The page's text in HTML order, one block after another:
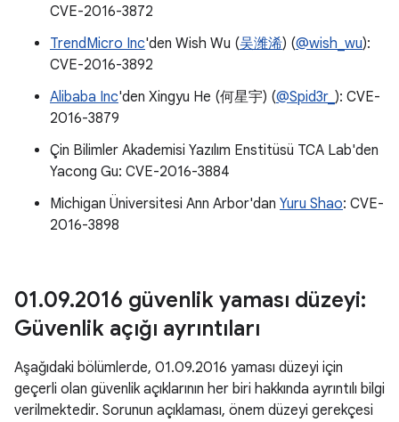
CVE-2016-3872
TrendMicro Inc'den Wish Wu (吴潍浠) (@wish_wu):
CVE-2016-3892
Alibaba Inc'den Xingyu He (何星宇) (@Spid3r_ ): CVE-
2016-3879
Çin Bilimler Akademisi Yazılım Enstitüsü TCA Lab'den
Yacong Gu: CVE-2016-3884
Michigan Üniversitesi Ann Arbor'dan Yuru Shao: CVE-
2016-3898
01.09.2016 güvenlik yaması düzeyi:
Güvenlik açığı ayrıntıları
Aşağıdaki bölümlerde, 01.09.2016 yaması düzeyi için
geçerli olan güvenlik açıklarının her biri hakkında ayrıntılı bilgi
verilmektedir. Sorunun açıklaması, önem düzeyi gerekçesi